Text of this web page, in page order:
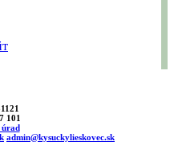
101
úrad
admin@kysuckylieskovec.sk